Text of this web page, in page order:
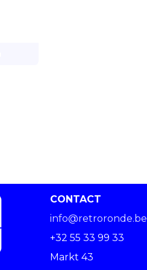
CONTACT
info@retroronde.be
+32 55 33 99 33
Markt 43